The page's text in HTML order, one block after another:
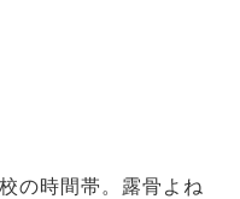
の時間帯。露骨よね